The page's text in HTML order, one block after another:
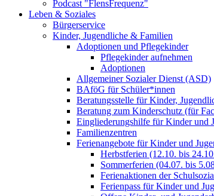
Podcast "FlensFrequenz"
Leben & Soziales
Bürgerservice
Kinder, Jugendliche & Familien
Adoptionen und Pflegekinder
Pflegekinder aufnehmen
Adoptionen
Allgemeiner Sozialer Dienst (ASD)
BAföG für Schüler*innen
Beratungsstelle für Kinder,
Beratung zum Kinderschutz (für
Eingliederungshilfe für Kinder und
Familienzentren
Ferienangebote für Kinder und
Herbstferien (12.10. bis
Sommerferien (04.07. bis
Ferienaktionen der
Ferienpass für Kinder und